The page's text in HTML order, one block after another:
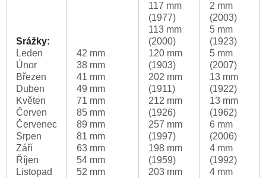
Srážky:
Leden
Únor
Březen
Duben
Květen
Červen
Červenec
Srpen
Září
Říjen
Listopad
42 mm
38 mm
41 mm
49 mm
71 mm
85 mm
89 mm
81 mm
63 mm
54 mm
52 mm
117 mm
(1977)
113 mm
(2000)
120 mm
(1903)
202 mm
(1911)
212 mm
(1926)
257 mm
(1997)
198 mm
(1959)
203 mm
2 mm
(2003)
5 mm
(1923)
5 mm
(2007)
13 mm
(1922)
13 mm
(1962)
6 mm
(2006)
4 mm
(1992)
4 mm